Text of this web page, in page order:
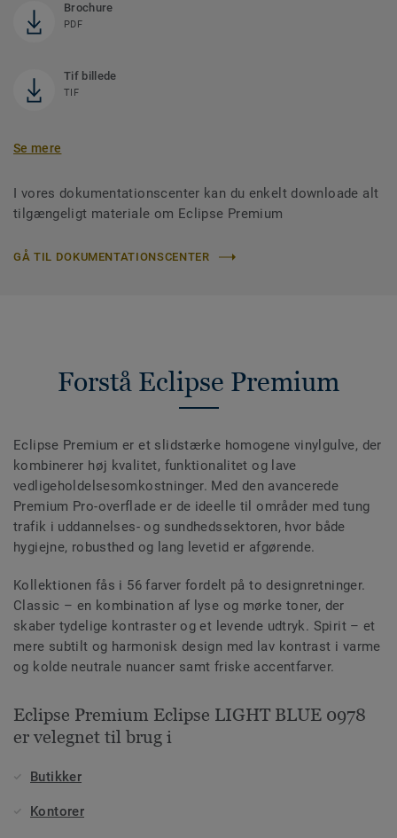
Brochure
PDF
Tif billede
TIF
Se mere
I vores dokumentationscenter kan du enkelt downloade alt
tilgængeligt materiale om Eclipse Premium
GÅ TIL DOKUMENTATIONSCENTER
Forstå Eclipse Premium
Eclipse Premium er et slidstærke homogene vinylgulve, der
kombinerer høj kvalitet, funktionalitet og lave
vedligeholdelsesomkostninger. Med den avancerede
Premium Pro-overflade er de ideelle til områder med tung
trafik i uddannelses- og sundhedssektoren, hvor både
hygiejne, robusthed og lang levetid er afgørende.
Kollektionen fås i 56 farver fordelt på to designretninger.
Classic – en kombination af lyse og mørke toner, der
skaber tydelige kontraster og et levende udtryk. Spirit – et
mere subtilt og harmonisk design med lav kontrast i varme
og kolde neutrale nuancer samt friske accentfarver.
Eclipse Premium Eclipse LIGHT BLUE 0978
er velegnet til brug i
Butikker
Kontorer